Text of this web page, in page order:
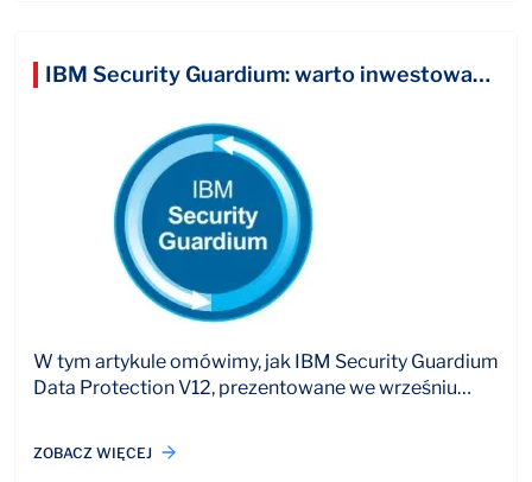
IBM Security Guardium: warto inwestować w inteligentną, uproszczoną ochronę danych
W tym artykule omówimy, jak IBM Security Guardium
Data Protection V12, prezentowane we wrześniu…
ZOBACZ WIĘCEJ